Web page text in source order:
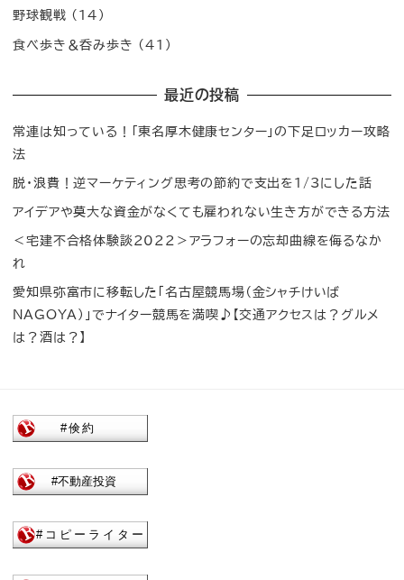
野球観戦 (14)
食べ歩き＆呑み歩き (41)
最近の投稿
常連は知っている！「東名厚木健康センター」の下足ロッカー攻略
法
脱・浪費！逆マーケティング思考の節約で支出を1/3にした話
アイデアや莫大な資金がなくても雇われない生き方ができる方法
＜宅建不合格体験談2022＞アラフォーの忘却曲線を侮るなか
れ
愛知県弥富市に移転した「名古屋競馬場（金シャチけいば
NAGOYA）」でナイター競馬を満喫♪【交通アクセスは？グルメ
は？酒は？】